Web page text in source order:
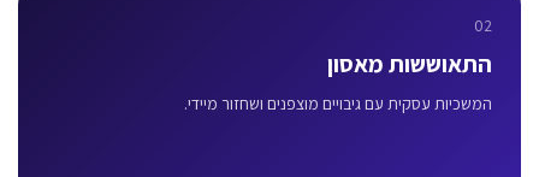
02
התאוששות מאסון
המשכיות עסקית עם גיבויים מוצפנים ושחזור מיידי.